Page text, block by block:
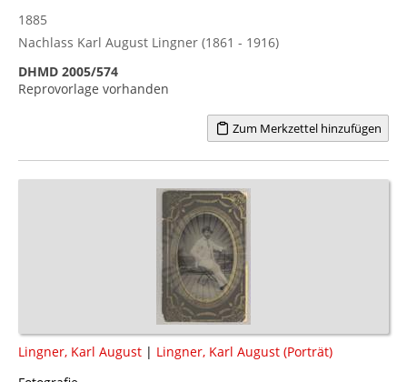
1885
Nachlass Karl August Lingner (1861 - 1916)
DHMD 2005/574
Reprovorlage vorhanden
Zum Merkzettel hinzufügen
Lingner, Karl August | Lingner, Karl August (Porträt)